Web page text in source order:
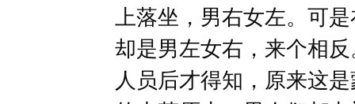
上落坐，男右女左。可
却是男左女右，来个相
人员后才得知，原来这